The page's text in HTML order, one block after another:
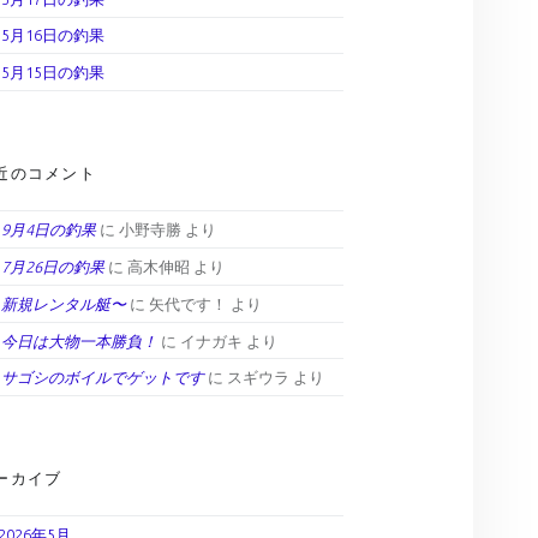
5月16日の釣果
5月15日の釣果
のコメント
9月4日の釣果に 小野寺勝 より
7月26日の釣果に 高木伸昭 より
新規レンタル艇〜に 矢代です！ より
今日は大物一本勝負！ に イナガキ より
サゴシのボイルでゲットですに スギウラ より
カイブ
年5月